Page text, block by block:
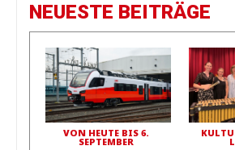
NEUESTE BEITRÄGE
VON HEUTE BIS 6.
SEPTEMBER